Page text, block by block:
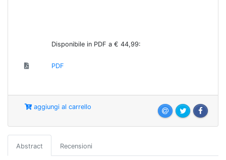
Disponibile in PDF a € 44,99:
PDF
aggiungi al carrello
Abstract Recensioni